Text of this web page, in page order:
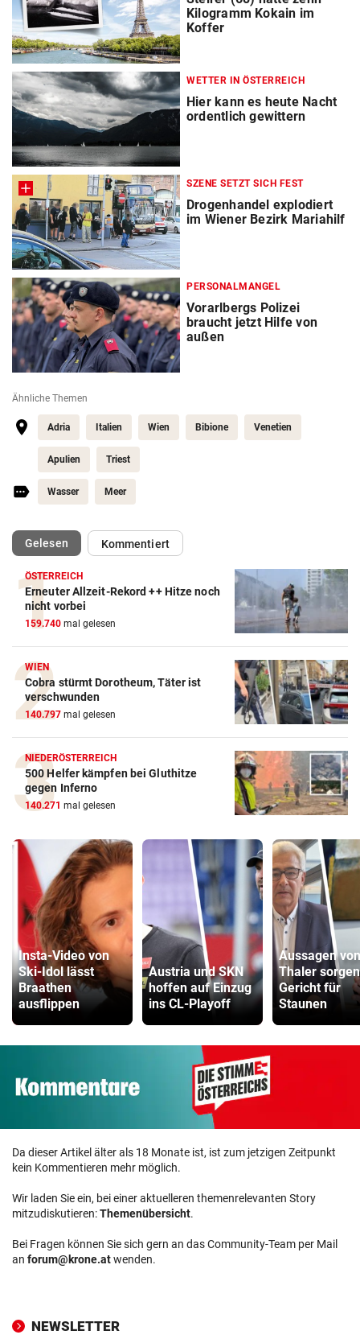
Kilogramm Kokain im
Koffer
WETTER IN ÖSTERREICH
Hier kann es heute Nacht
ordentlich gewittern
SZENE SETZT SICH FEST
Drogenhandel explodiert
im Wiener Bezirk Mariahilf
PERSONALMANGEL
Vorarlbergs Polizei
braucht jetzt Hilfe von
außen
Ähnliche Themen
Adria Italien Wien Bibione Venetien
Apulien Triest
Wasser Meer
Gelesen(ausgewählt)Kommentiert
ÖSTERREICH
Erneuter Allzeit-Rekord ++ Hitze noch
nicht vorbei
159.740 mal gelesen
WIEN
Cobra stürmt Dorotheum, Täter ist
verschwunden
140.797 mal gelesen
NIEDERÖSTERREICH
500 Helfer kämpfen bei Gluthitze
gegen Inferno
140.271 mal gelesen
Insta-Video von
Ski-Idol lässt
Braathen
ausflippen
Austria und SKN
hoffen auf Einzug
ins CL-Playoff
Aussagen von
Thaler
Gericht für
Staunen
Da dieser Artikel älter als 18 Monate ist, ist zum jetzigen Zeitpunkt
kein Kommentieren mehr möglich.
Wir laden Sie ein, bei einer aktuelleren themenrelevanten Story
mitzudiskutieren:Themenübersicht.
Bei Fragen können Sie sich gern an das Community-Team per Mail
an forum@krone.atwenden.
NEWSLETTER